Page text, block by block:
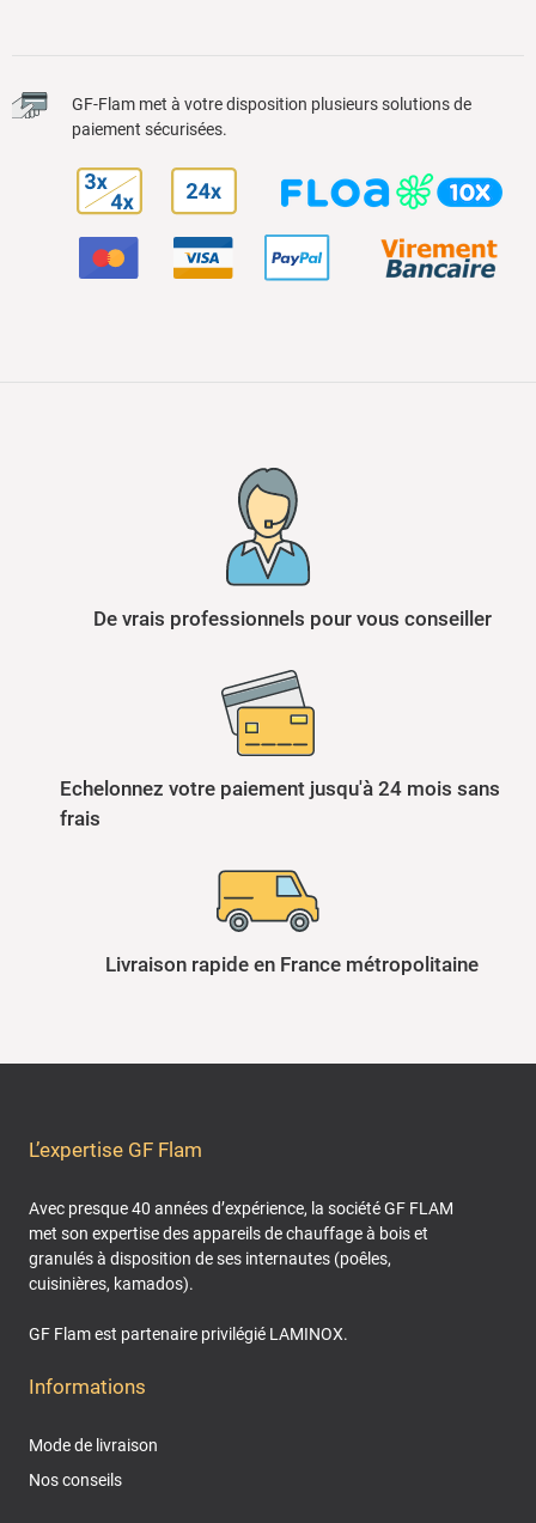
GF-Flam met à votre disposition plusieurs solutions de
paiement sécurisées.
De vrais professionnels pour vous conseiller
Echelonnez votre paiement jusqu'à 24 mois sans
frais
Livraison rapide en France métropolitaine
L’expertise GF Flam
Avec presque 40 années d’expérience, la société GF FLAM
met son expertise des appareils de chauffage à bois et
granulés à disposition de ses internautes (poêles,
cuisinières, kamados).
GF Flam est partenaire privilégié LAMINOX.
Informations
Mode de livraison
Nos conseils